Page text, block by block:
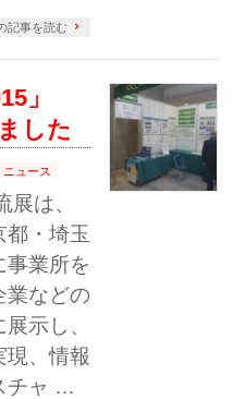
記事を読む
」
した
ニュース
は、
都・埼玉
事業所を
業などの
示し、
現、情報
チャ …